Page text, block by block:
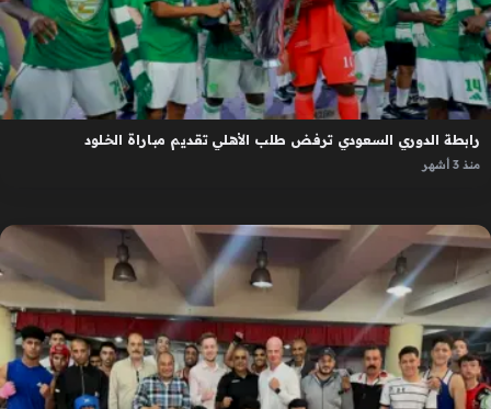
رابطة الدوري السعودي ترفض طلب الأهلي تقديم مباراة الخلود
منذ 3 أشهر